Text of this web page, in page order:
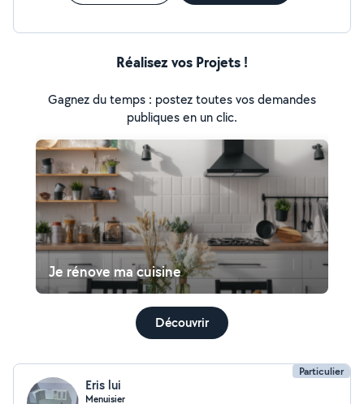
Réalisez vos Projets !
Gagnez du temps : postez toutes vos demandes
publiques en un clic.
Je rénove ma cuisine
Découvrir
Particulier
Eris lui
Menuisier